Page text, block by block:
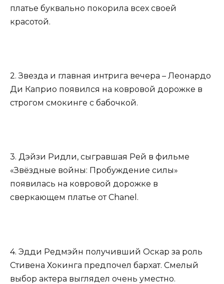
платье буквально покорила всех своей
красотой.
2. Звезда и главная интрига вечера – Леонардо
Ди Каприо появился на ковровой дорожке в
строгом смокинге с бабочкой.
3. Дэйзи Ридли, сыгравшая Рей в фильме
«Звёздные войны: Пробуждение силы»
появилась на ковровой дорожке в
сверкающем платье от Chanel.
4. Эдди Редмэйн получивший Оскар за роль
Стивена Хокинга предпочел бархат. Смелый
выбор актера выглядел очень уместно.